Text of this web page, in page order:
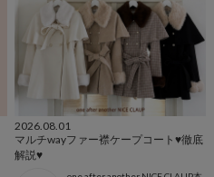
2026.08.01
マルチwayファー襟ケープコート♥徹底
解説♥